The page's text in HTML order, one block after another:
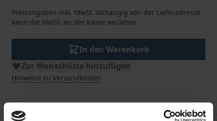
Preisangaben inkl. MwSt. Abhängig von der Lieferadresse
kann die MwSt. an der Kasse variieren.
In den Warenkorb
Zur Wunschliste hinzufügen
Hinweise zu Versandkosten